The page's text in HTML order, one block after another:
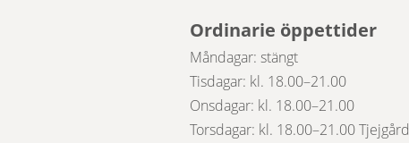
Ordinarie öppettider
Måndagar: stängt
Tisdagar: kl. 18.00–21.00
Onsdagar: kl. 18.00–21.00
Torsdagar: kl. 18.00–21.00 Tjejgård